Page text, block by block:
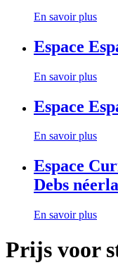
En savoir plus
Espace
En savoir plus
Espace
En savoir plus
Espace
Debs
En savoir plus
Prijs voor